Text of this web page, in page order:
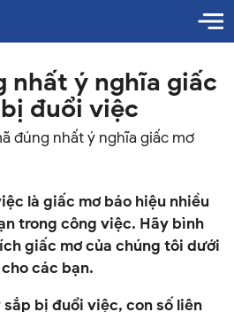
nhất ý nghĩa giấc
đuổi việc
đúng nhất ý nghĩa giấc mơ
là giấc mơ báo hiệu nhiều
trong công việc. Hãy bình
giấc mơ của chúng tôi dưới
các bạn.
bị đuổi việc, con số liên